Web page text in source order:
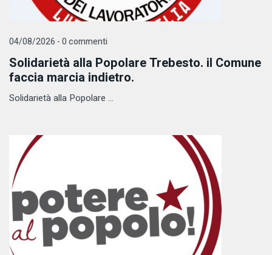
04/08/2026 - 0 commenti
Solidarietà alla Popolare Trebesto. il Comune
faccia marcia indietro.
Solidarietà alla Popolare ...